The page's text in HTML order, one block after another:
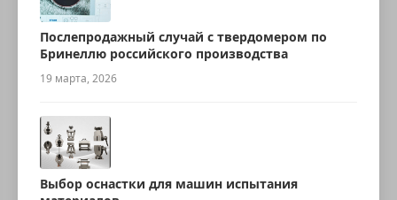
Послепродажный случай с твердомером по
Бринеллю российского производства
19 марта, 2026
Выбор оснастки для машин испытания